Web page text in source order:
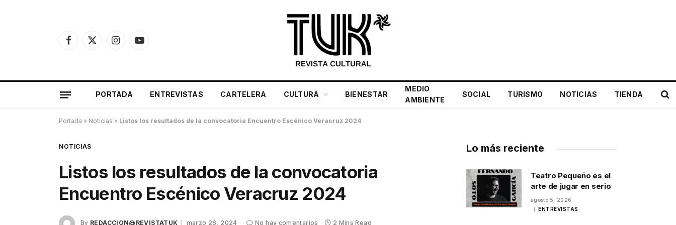
Facebook
X
InstagramYouTube
PORTADA ENTREVISTAS CARTELERA CULTURA BIENESTAR
MEDIO
AMBIENTE
SOCIAL TURISMO NOTICIAS TIENDA
Portada » Noticias » Listos los resultados de la convocatoria Encuentro Escénico Veracruz 2024
NOTICIAS
Listos los resultados de la convocatoria
Encuentro Escénico Veracruz 2024
By REDACCION@REVISTATUK marzo 26, 2024 No hay comentarios 2 Mins Read
Lo más reciente
Teatro Pequeño es el
arte de jugar en serio
agosto 5, 2026
ENTREVISTAS